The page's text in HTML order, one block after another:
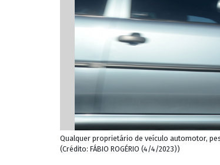
Qualquer proprietário de veículo automotor,
(Crédito: FÁBIO ROGÉRIO (4/4/2023))